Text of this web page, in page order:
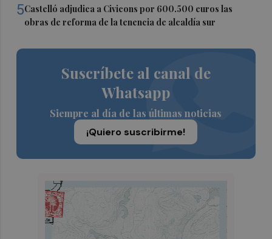
5Castelló adjudica a Civicons por 600.500 euros las
obras de reforma de la tenencia de alcaldía sur
Suscríbete al canal de
Whatsapp
Siempre al día de las últimas noticias
¡Quiero suscribirme!